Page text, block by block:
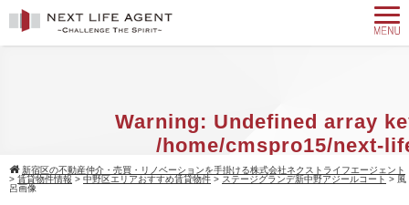
Warning: Undefined array
/home/cmspro15/next-
agent.com/public_html/
content/themes/
新宿区の不動産仲介・売買・リノベーションを手掛ける株式会社ネクストライフエージェント
> 賃貸物件情報 > 中野区エリアおすすめ賃貸物件 > ステージグランデ新中野アジールコート > 風
呂画像